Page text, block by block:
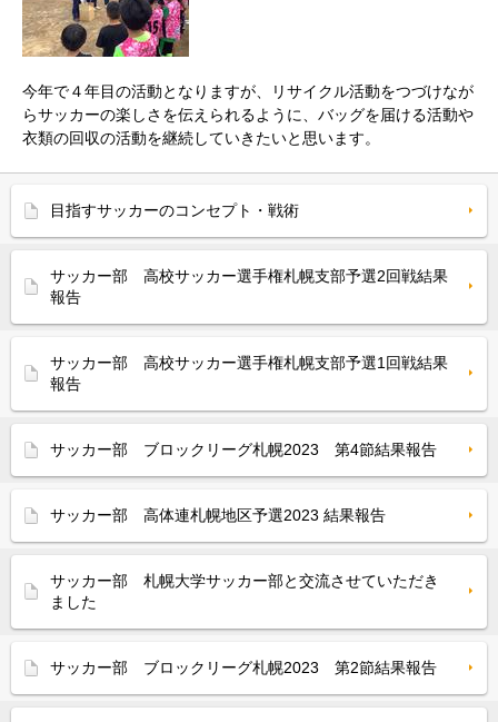
今年で４年目の活動となりますが、リサイクル活動をつづけなが
らサッカーの楽しさを伝えられるように、バッグを届ける活動や
衣類の回収の活動を継続していきたいと思います。
目指すサッカーのコンセプト・戦術
サッカー部 高校サッカー選手権札幌支部予選2回戦結果
報告
サッカー部 高校サッカー選手権札幌支部予選1回戦結果
報告
サッカー部 ブロックリーグ札幌2023 第4節結果報告
サッカー部 高体連札幌地区予選2023 結果報告
サッカー部 札幌大学サッカー部と交流させていただき
ました
サッカー部 ブロックリーグ札幌2023 第2節結果報告